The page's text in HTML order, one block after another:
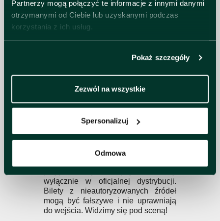
Partnerzy mogą połączyć te informacje z innymi danymi
otrzymanymi od Ciebie lub uzyskanymi podczas
korzystania z ich usług.
Pokaż szczegóły
Zezwól na wszystkie
Spersonalizuj
Odmowa
Dołączenie basisty Bartka
Kotlarczyka (Burn The Witch) zbiegło
się z decyzją o pójściu w stronę
wyraźnego ciężaru. Mimo zmian
zespół nie przerwał prac nad
wydawnictwem. Z Mateuszem
Wejdmanem (ex-The Duffs) za
bębnami, Transmission Zero domyka
jeszcze w 2026 roku.
Nie daj się oszukać! Chcemy,
żebyście korzystali z koncertów bez
wyłącznie w oficjalnej dystrybucji.
Bilety z nieautoryzowanych źródeł
mogą być fałszywe i nie uprawniają
do wejścia. Widzimy się pod sceną!